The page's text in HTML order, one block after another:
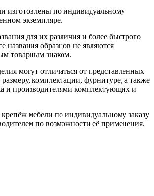
изготовлены по индивидуальному
экземпляре.
для их различия и более быстрого
названия образцов не являются
товарным знаком.
могут отличаться от представленных
размеру, комплектации, фурнитуре, а также
и производителями комплектующих и
мебели по индивидуальному заказу
по возможности её применения.